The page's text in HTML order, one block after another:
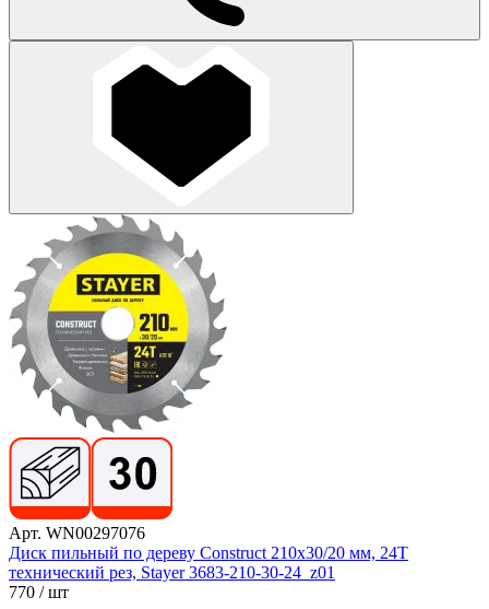
Арт. WN00297076
Диск пильный по дереву Construct 210x30/20 мм, 24Т
технический рез, Stayer 3683-210-30-24_z01
770 / шт